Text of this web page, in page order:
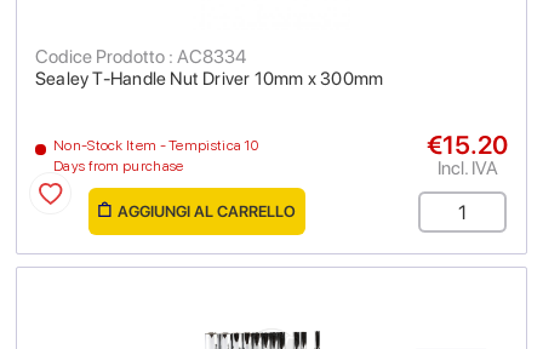
Sealey T-Handle Nut Driver 10mm x 300mm
Codice Prodotto : AC8334
Non-Stock Item - Tempistica 10
Days from purchase
€15.20
Incl. IVA
AGGIUNGI AL CARRELLO